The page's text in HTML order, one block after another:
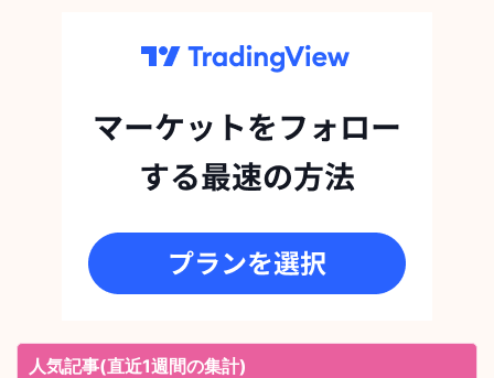
人気記事(直近1週間の集計)